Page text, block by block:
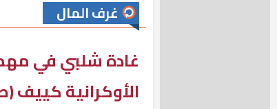
غرف المال
غادة شلبي في
الأوكرانية كييف